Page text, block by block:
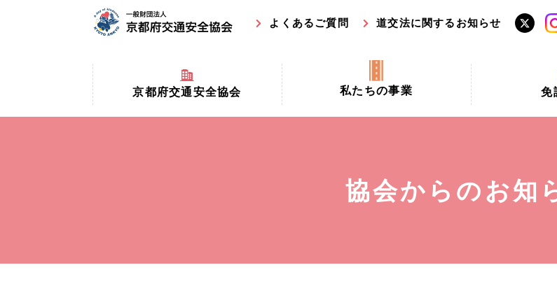
よくあるご質問 道交法に関するお知らせ
京都府交通安全協会
京都府交通安全協会とは？
私たちの事業
京都府交通安全活動推進センター事業
交通安全協力金の活用事業
免
手続場所の
講習時間
協会からのお知